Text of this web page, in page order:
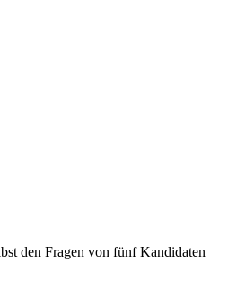
den Fragen von fünf Kandidaten